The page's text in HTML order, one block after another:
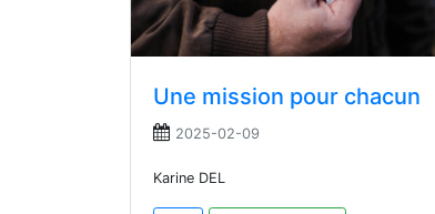
Une mission pour chacun
2025-02-09
Karine DEL